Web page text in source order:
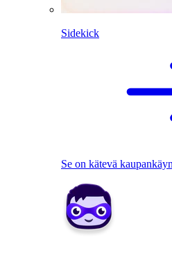
Sidekick
Se on kätevä